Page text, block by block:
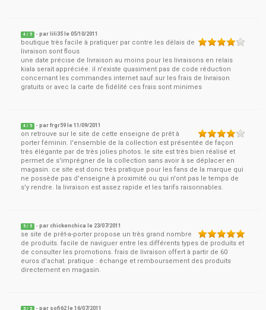
4 / 5 - par lili35 le05/10/2011
boutique très facile à pratiquer par contre les délais de
livraison sont flous
une date précise de livraison au moins pour les livraisons en relais
kiala serait appréciée. il n'existe quasiment pas de code réduction
concernant les commandes internet sauf sur les frais de livraison
gratuits or avec la carte de fidélité ces frais sont minimes
4 / 5 - parfrgr59 le11/09/2011
on retrouve sur le site de cette enseigne de prêt à
porter féminin. l'ensemble de la collection est présentée de façon
très élégante par de très jolies photos. le site est très bien réalisé et
permet de s'imprégner de la collection sans avoir à se déplacer en
magasin. ce site est donc très pratique pour les fans de la marque qui
ne possède pas d'enseigne à proximité ou qui n'ont pas le temps de
s'y rendre. la livraison est assez rapide et les tarifs raisonnables.
5 / 5 - parchickenchica le 23/07/2011
se site de prêt-a-porter propose un très grand nombre
de produits. facile de naviguer entre les différents types de produits et
de consulter les promotions. frais de livraison offert à partir de 60
euros d'achat. pratique : échange et remboursement des produits
directement en magasin.
5 / 5 - par sofi62 le16/07/2011